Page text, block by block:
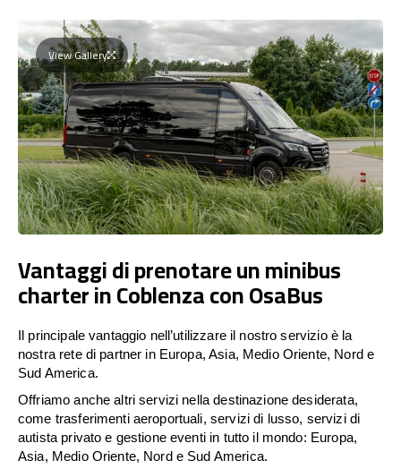
View Gallery
Vantaggi di prenotare un minibus
charter in Coblenza con OsaBus
Il principale vantaggio nell’utilizzare il nostro servizio è la
nostra rete di partner in Europa, Asia, Medio Oriente, Nord e
Sud America.
Offriamo anche altri servizi nella destinazione desiderata,
come trasferimenti aeroportuali, servizi di lusso, servizi di
autista privato e gestione eventi in tutto il mondo: Europa,
Asia, Medio Oriente, Nord e Sud America.